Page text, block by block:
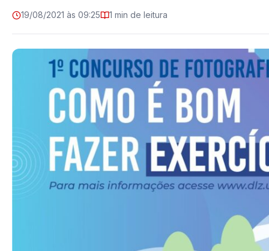
19/08/2021 às 09:25 1 min de leitura